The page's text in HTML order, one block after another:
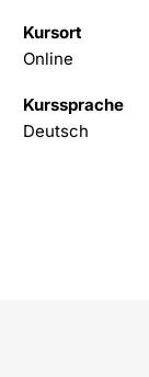
Kursort
Online
Kurssprache
Deutsch